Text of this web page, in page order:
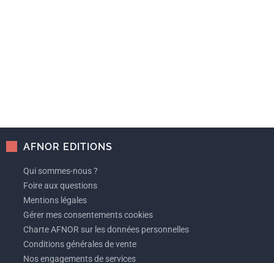
AFNOR EDITIONS
Qui sommes-nous ?
Foire aux questions
Mentions légales
Gérer mes consentements cookies
Charte AFNOR sur les données personnelles
Conditions générales de vente
Nos engagements de services